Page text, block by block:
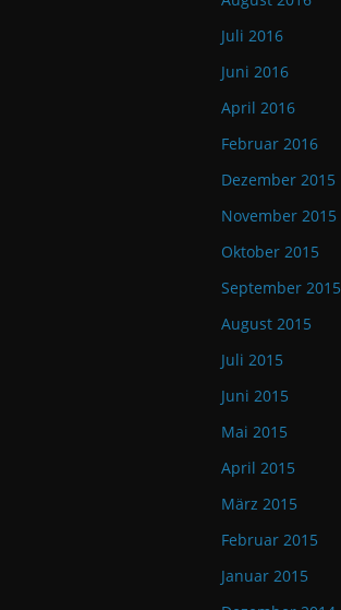
Juli 2016
Juni 2016
April 2016
Februar 2016
Dezember 2015
November 2015
Oktober 2015
September 2015
August 2015
Juli 2015
Juni 2015
Mai 2015
April 2015
März 2015
Februar 2015
Januar 2015